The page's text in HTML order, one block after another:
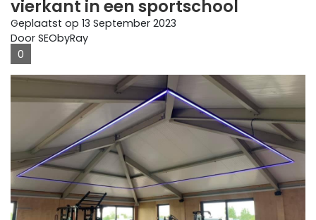
vierkant in een sportschool
Geplaatst op 13 September 2023
Door SEObyRay
0